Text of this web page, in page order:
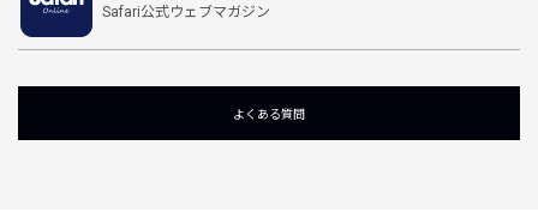
Safari公式ウェブマガジン
よくある質問